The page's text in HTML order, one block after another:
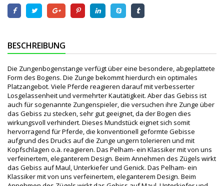
BESCHREIBUNG
Die Zungenbogenstange verfügt über eine besondere, abgeplattete
Form des Bogens. Die Zunge bekommt hierdurch ein optimales
Platzangebot. Viele Pferde reagieren darauf mit verbesserter
Losgelassenheit und vermehrter Kautätigkeit. Aber das Gebiss ist
auch für sogenannte Zungenspieler, die versuchen ihre Zunge über
das Gebiss zu stecken, sehr gut geeignet, da der Bogen dies
wirkungsvoll verhindert. Dieses Mundstück eignet sich somit
hervorragend für Pferde, die konventionell geformte Gebisse
aufgrund des Drucks auf die Zunge ungern tolerieren und mit
Kopfschlagen o.ä. reagieren. Das Pelham- ein Klassiker mit von uns
verfeinertem, eleganterem Design. Beim Annehmen des Zügels wirkt
das Gebiss auf Maul, Unterkiefer und Genick. Das Pelham- ein
Klassiker mit von uns verfeinertem, eleganterem Design. Beim